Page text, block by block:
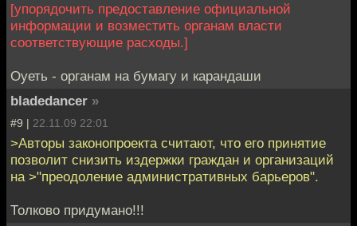
[упорядочить предоставление официальной
информации и возместить органам власти
соответствующие расходы.]
Оуеть - органам на бумагу и карандаши
bladedancer »
#9 | 22.11.09 22:01
>Авторы законопроекта считают, что его принятие
позволит снизить издержки граждан и организаций
на >"преодоление административных барьеров".
Толково придумано!!!